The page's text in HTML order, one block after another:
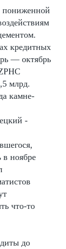
пониженной
кредитных
— октябрь
млрд.
камне-
-
ноябре
что-то
до